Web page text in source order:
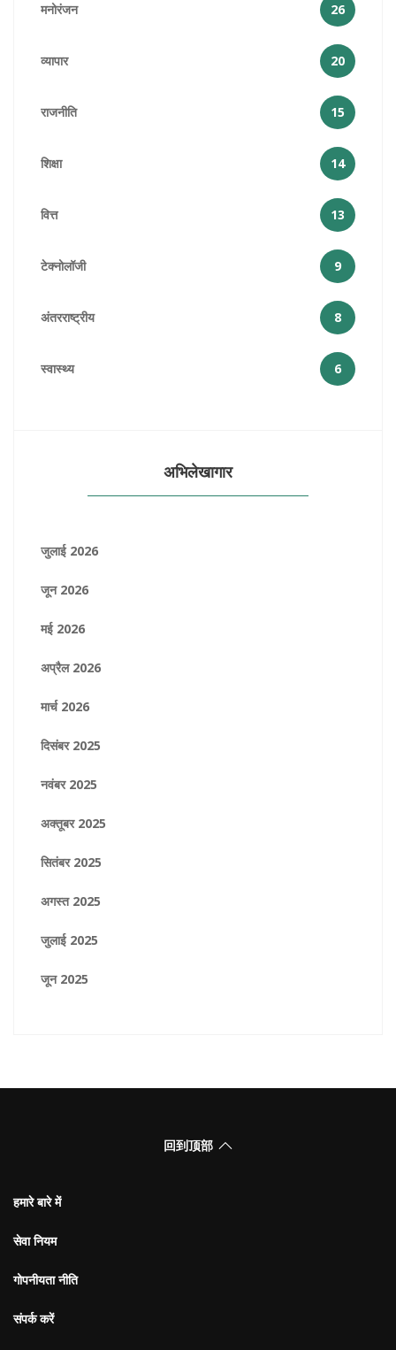
मनोरंजन 26
व्यापार 20
राजनीति 15
शिक्षा 14
वित्त 13
टेक्नोलॉजी 9
अंतरराष्ट्रीय 8
स्वास्थ्य 6
अभिलेखागार
जुलाई 2026
जून 2026
मई 2026
अप्रैल 2026
मार्च 2026
दिसंबर 2025
नवंबर 2025
अक्तूबर 2025
सितंबर 2025
अगस्त 2025
जुलाई 2025
जून 2025
回到顶部
हमारे बारे में
सेवा नियम
गोपनीयता नीति
संपर्क करें